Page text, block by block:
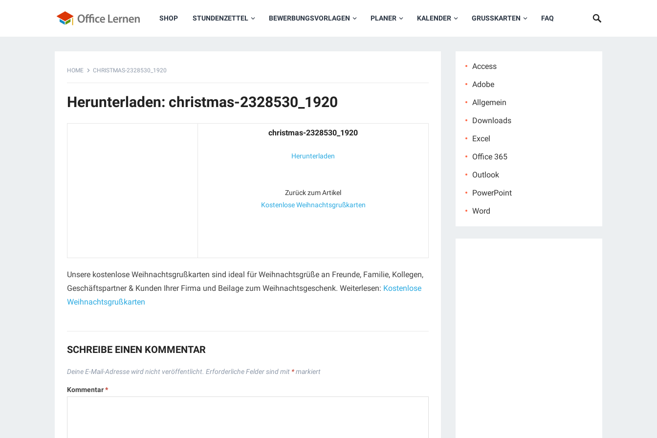
SHOP STUNDENZETTEL BEWERBUNGSVORLAGEN PLANER KALENDER GRUSSKARTEN FAQ
HOME CHRISTMAS-2328530_1920
Herunterladen: christmas-2328530_1920
christmas-2328530_1920
Herunterladen
Zurück zum Artikel
Kostenlose Weihnachtsgrußkarten
Unsere kostenlose Weihnachtsgrußkarten sind ideal für Weihnachtsgrüße an Freunde, Familie, Kollegen,
Geschäftspartner & Kunden Ihrer Firma und Beilage zum Weihnachtsgeschenk. Weiterlesen: Kostenlose
Weihnachtsgrußkarten
SCHREIBE EINEN KOMMENTAR
Deine E-Mail-Adresse wird nicht veröffentlicht. Erforderliche Felder sind mit *markiert
Kommentar*
Access
Adobe
Allgemein
Downloads
Excel
Office 365
Outlook
PowerPoint
Word